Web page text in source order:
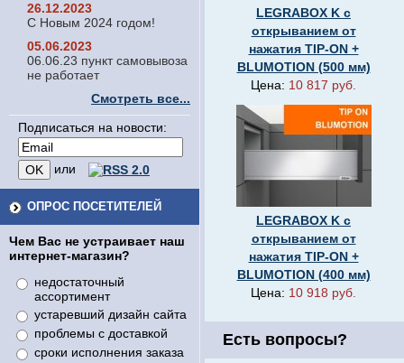
26.12.2023
С Новым 2024 годом!
05.06.2023
06.06.23 пункт самовывоза
не работает
Смотреть все...
Подписаться на новости:
или
ОПРОС ПОСЕТИТЕЛЕЙ
Чем Вас не устраивает наш
интернет-магазин?
недостаточный
ассортимент
устаревший дизайн сайта
проблемы с доставкой
сроки исполнения заказа
LEGRABOX K с
открыванием от
нажатия TIP-ON +
BLUMOTION (500 мм)
Цена: 10 817 руб.
LEGRABOX K с
открыванием от
нажатия TIP-ON +
BLUMOTION (400 мм)
Цена: 10 918 руб.
Есть вопросы?